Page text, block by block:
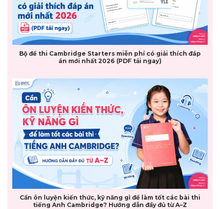
Bộ đề thi Cambridge Starters miễn phí có giải thích đáp
án mới nhất 2026 (PDF tải ngay)
Cần ôn luyện kiến thức, kỹ năng gì để làm tốt các bài thi
tiếng Anh Cambridge? Hướng dẫn đầy đủ từ A–Z